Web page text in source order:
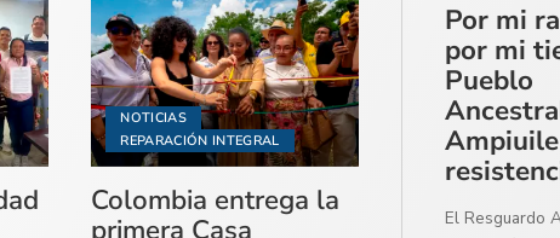
NOTICIAS
REPARACIÓN INTEGRAL
Colombia entrega la
Por mi
por mi
Pueblo
El Resguardo